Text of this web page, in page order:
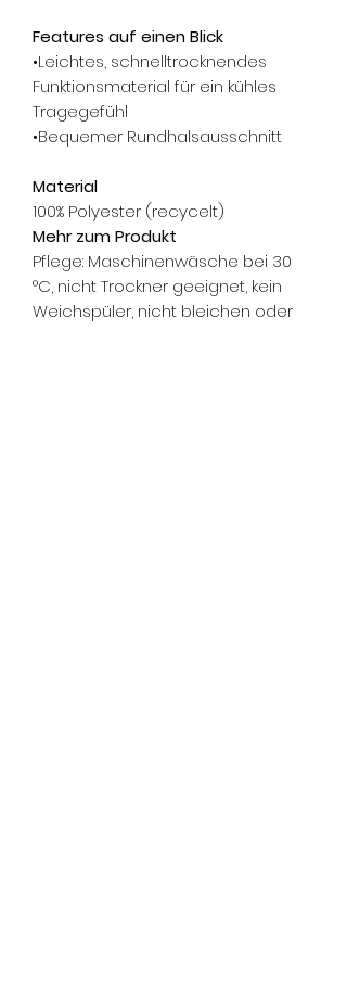
Features auf einen Blick
•Leichtes, schnelltrocknendes
Funktionsmaterial für ein kühles
Tragegefühl
•Bequemer Rundhalsausschnitt
Material
100% Polyester (recycelt)
Mehr zum Produkt
Pflege: Maschinenwäsche bei 30
°C, nicht Trockner geeignet, kein
Weichspüler, nicht bleichen oder